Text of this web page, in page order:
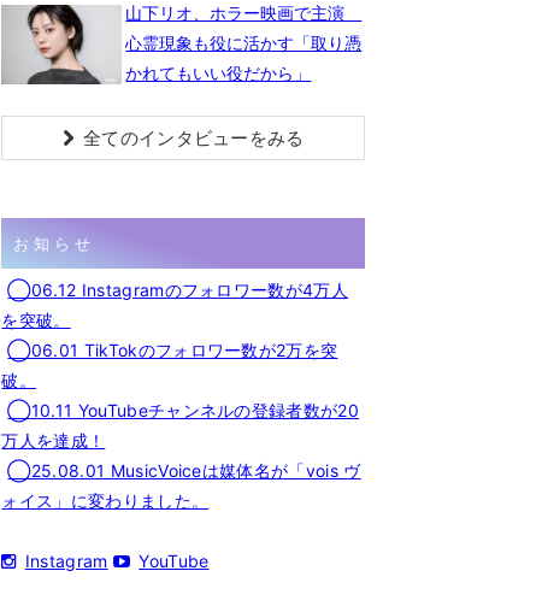
山下リオ、ホラー映画で主演
心霊現象も役に活かす「取り憑
かれてもいい役だから」
全てのインタビューをみる
お知らせ
◯06.12 Instagramのフォロワー数が4万人
を突破。
◯06.01 TikTokのフォロワー数が2万を突
破。
◯10.11 YouTubeチャンネルの登録者数が20
万人を達成！
◯25.08.01 MusicVoiceは媒体名が「vois ヴ
ォイス」に変わりました。
Instagram YouTube